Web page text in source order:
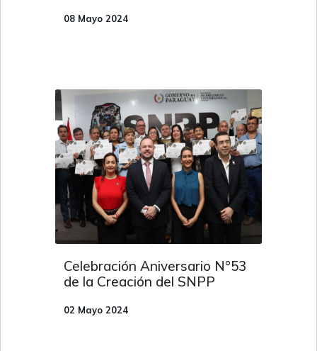
08 Mayo 2024
Celebración Aniversario N°53
de la Creación del SNPP
02 Mayo 2024